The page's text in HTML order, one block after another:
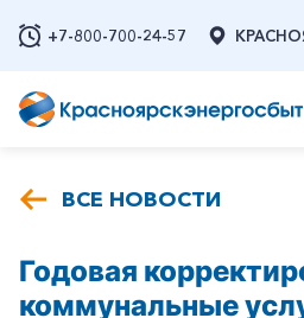
+7-800-700-24-57
ВСЕ НОВОСТИ
Годовая
коммунальные